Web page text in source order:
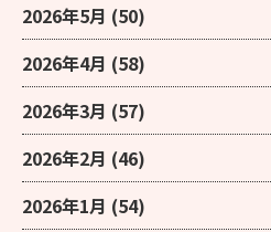
2026年5月 (50)
2026年4月 (58)
2026年3月 (57)
2026年2月 (46)
2026年1月 (54)